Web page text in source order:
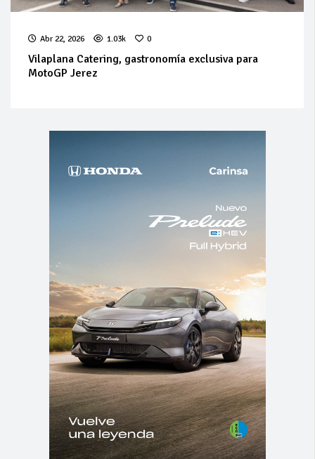
Abr 22, 2026 1.03k 0
Vilaplana Catering, gastronomía exclusiva para
MotoGP Jerez